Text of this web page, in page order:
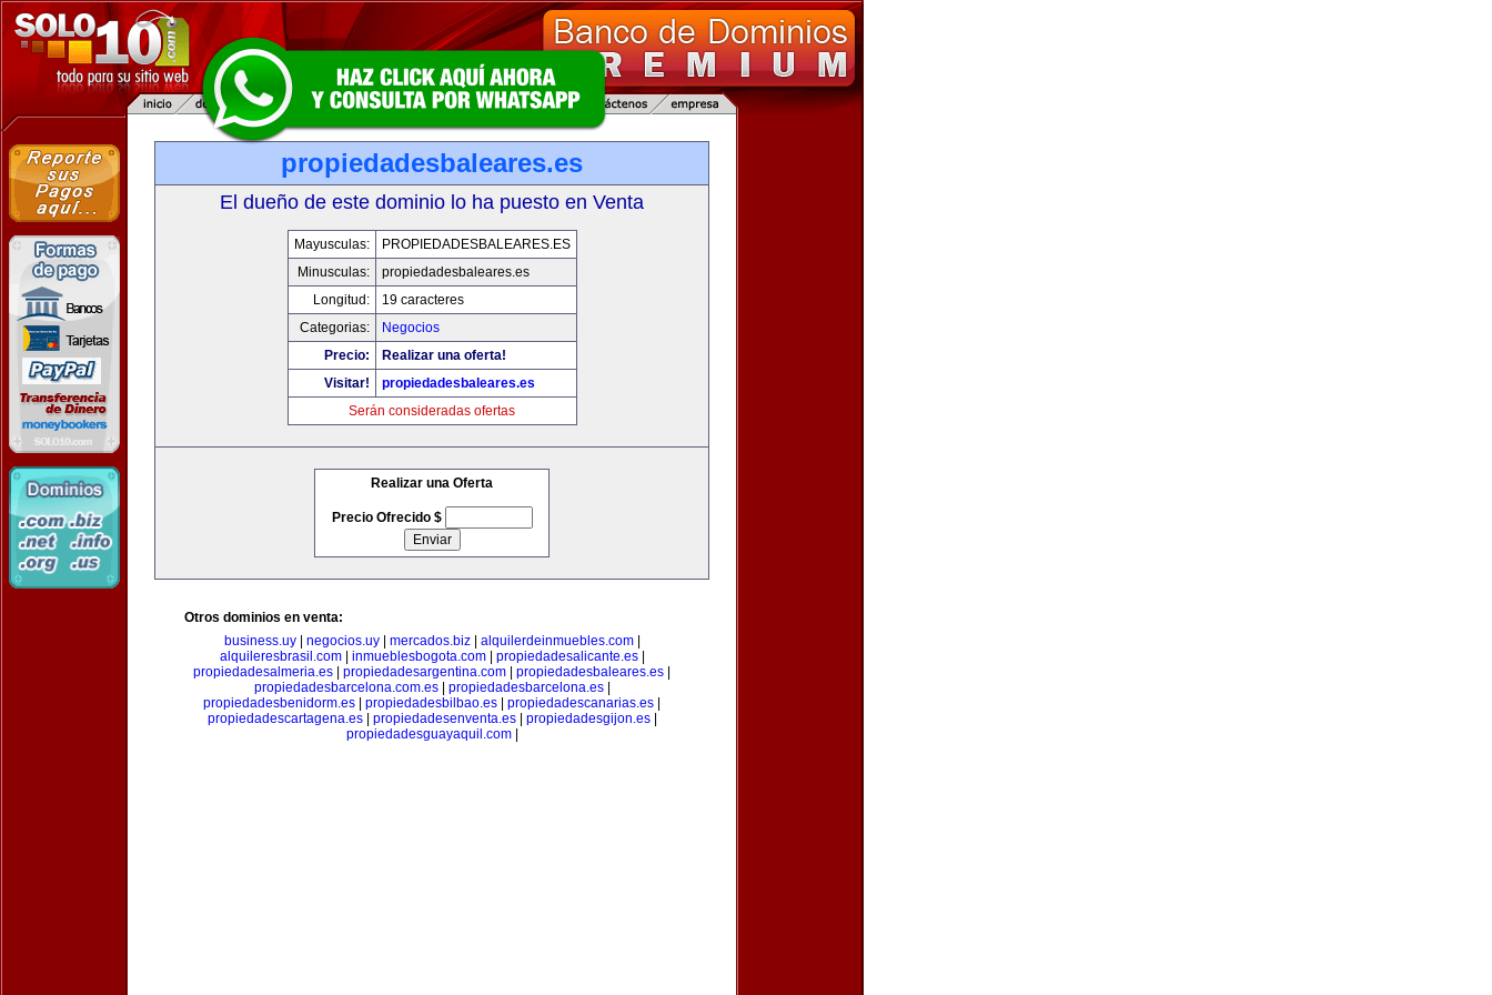
propiedadesbaleares.es
El dueño de este dominio lo ha puesto en Venta
Mayusculas:
PROPIEDADESBALEARES.ES
Minusculas:
propiedadesbaleares.es
Longitud:
19 caracteres
Categorias:
Negocios
Precio:
Realizar una oferta!
Visitar!
propiedadesbaleares.es
Serán consideradas ofertas
Realizar una Oferta
Precio Ofrecido $
Otros dominios en venta:
business.uy| negocios.uy| mercados.biz| alquilerdeinmuebles.com|
alquileresbrasil.com| inmueblesbogota.com| propiedadesalicante.es|
propiedadesalmeria.es
propiedadesargentina.com propiedadesbaleares.es
propiedadesbarcelona.com.es| propiedadesbarcelona.es|
propiedadesbenidorm.es
propiedadesbilbao.es propiedadescanarias.es
propiedadescartagena.es| propiedadesenventa.es| propiedadesgijon.es|
propiedadesguayaquil.com|